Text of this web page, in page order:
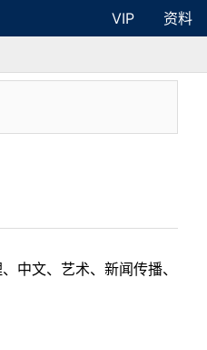
VIP
资料
中文、艺术、新闻传播、